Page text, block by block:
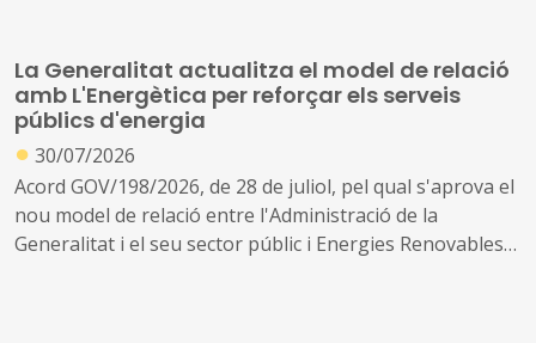
La Generalitat actualitza el model de relació
amb L'Energètica per reforçar els serveis
públics d'energia
● 30/07/2026
Acord GOV/198/2026, de 28 de juliol, pel qual s'aprova el
nou model de relació entre l'Administració de la
Generalitat i el seu sector públic i Energies Renovables